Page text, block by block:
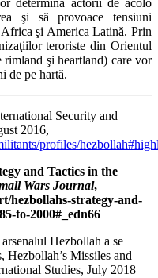
determina actorii de acolo
şi să provoace tensiuni
şi America Latină. Prin
teroriste din Orientul
şi heartland) care vor
de pe hartă.
Security and
2016,
profiles/
and Tactics in the
Wars Journal,
hezbollahs-strategy-and-
to-2000#_edn66
Hezbollah a se
Hezbollah’s Missiles and
Studies, July 2018